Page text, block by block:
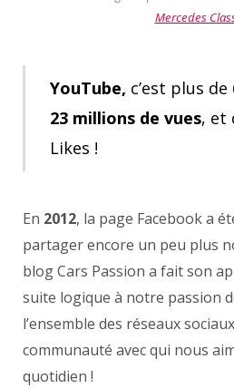
Mercedes
YouTube, c’est plus
23 millions de vues, et
Likes !
En 2012, la page Facebook a
partager encore un peu plus
blog Cars Passion a fait son
suite logique à notre passion
l’ensemble des réseaux
communauté avec qui nous
quotidien !